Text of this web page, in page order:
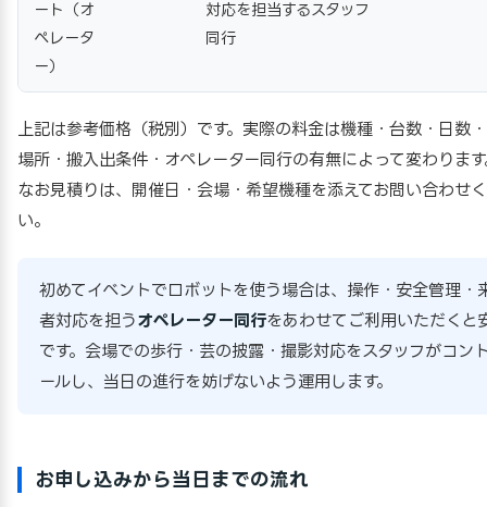
ート（オ
ペレータ
ー）
対応を担当するスタッフ
同行
上記は参考価格（税別）です。実際の料金は機種・台数・日数
場所・搬入出条件・オペレーター同行の有無によって変わりま
なお見積りは、開催日・会場・希望機種を添えてお問い合わせ
い。
初めてイベントでロボットを使う場合は、操作・安全管理・
者対応を担うオペレーター同行をあわせてご利用いただくと
です。会場での歩行・芸の披露・撮影対応をスタッフがコン
ールし、当日の進行を妨げないよう運用します。
お申し込みから当日までの流れ